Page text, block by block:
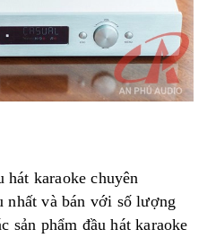
hát karaoke chuyên
nhất và bán với số lượng
sản phẩm đầu hát karaoke